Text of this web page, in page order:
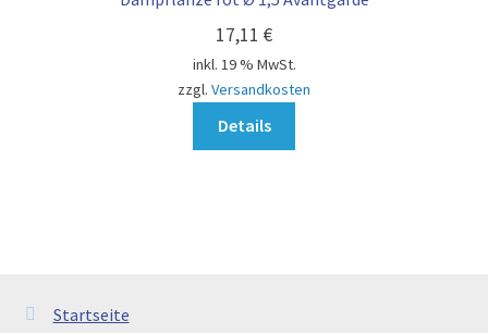
17,11 €
inkl. 19 % MwSt.
zzgl. Versandkosten
Details
Startseite